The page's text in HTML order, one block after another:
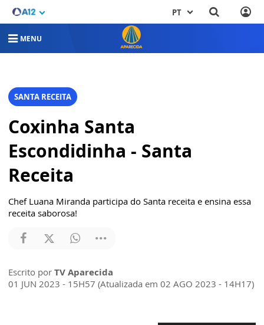
PT
MENU
SANTA RECEITA
Coxinha Santa
Escondidinha - Santa
Receita
Chef Luana Miranda participa do Santa receita e ensina essa
receita saborosa!
Escrito por TV Aparecida
01 JUN 2023 - 15H57 (Atualizada em 02 AGO 2023 - 14H17)